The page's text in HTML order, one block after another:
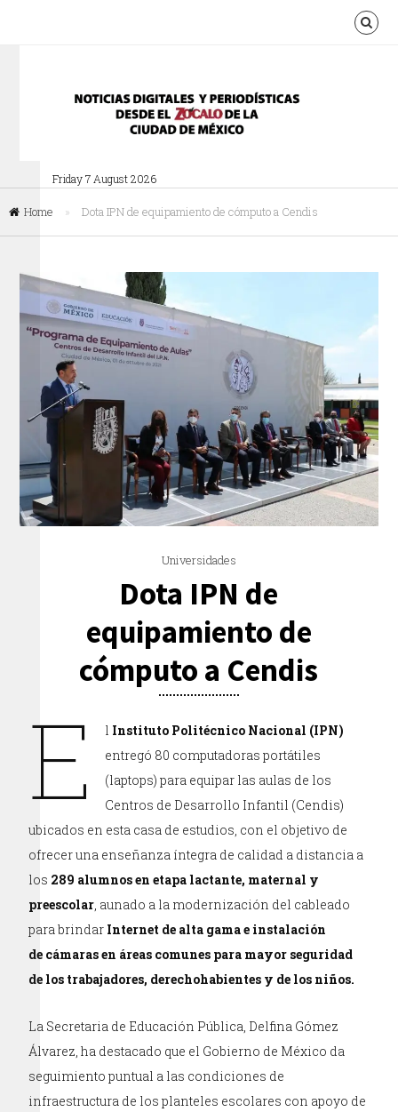
Friday 7 August 2026
Home » Dota IPN de equipamiento de cómputo a Cendis
Universidades
Dota IPN de
equipamiento de
cómputo a Cendis
E l Instituto Politécnico Nacional (IPN)
entregó 80 computadoras portátiles
(laptops) para equipar las aulas de los
Centros de Desarrollo Infantil (Cendis)
ubicados en esta casa de estudios, con el objetivo de
ofrecer una enseñanza íntegra de calidad a distancia a
los 289 alumnos en etapa lactante, maternal y
preescolar, aunado a la modernización del cableado
para brindar Internet de alta gama e instalación
de cámaras en áreas comunes para mayor seguridad
de los trabajadores, derechohabientes y de los niños.
La Secretaria de Educación Pública, Delfina Gómez
Álvarez, ha destacado que el Gobierno de México da
seguimiento puntual a las condiciones de
infraestructura de los planteles escolares con apoyo de